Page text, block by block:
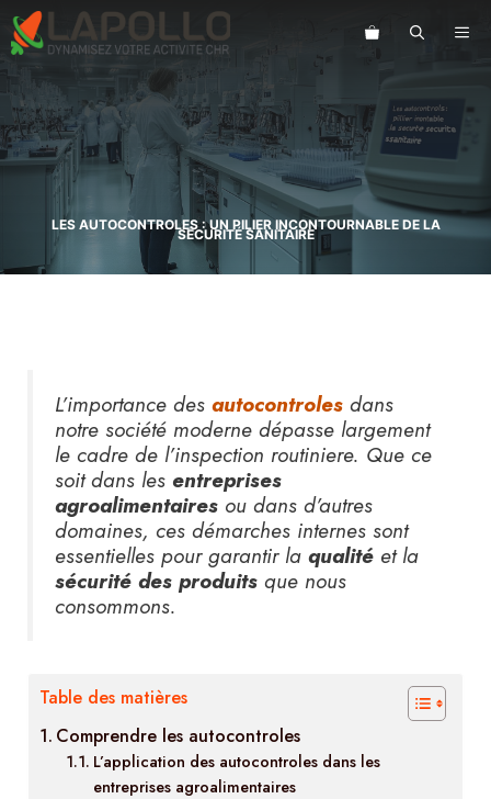
Aller
au
contenu
LES AUTOCONTROLES : UN PILIER INCONTOURNABLE DE LA
SÉCURITÉ SANITAIRE
L’importance des autocontroles dans
notre société moderne dépasse largement
le cadre de l’inspection routiniere. Que ce
soit dans les entreprises
agroalimentaires ou dans d’autres
domaines, ces démarches internes sont
essentielles pour garantir la qualité et la
sécurité des produits que nous
consommons.
Table des matières
Comprendre les autocontroles
L’application des autocontroles dans les
entreprises agroalimentaires